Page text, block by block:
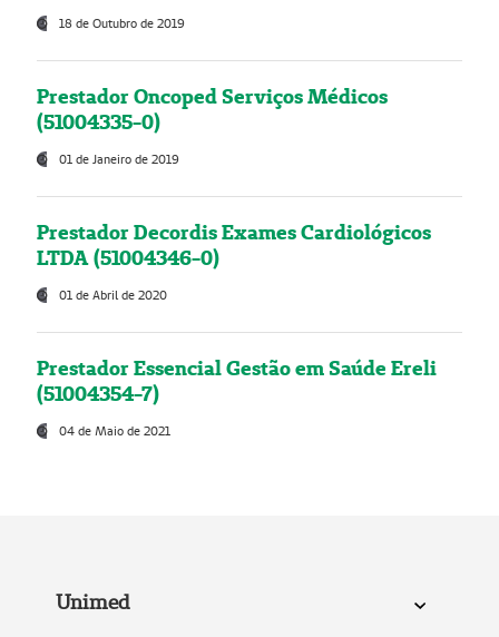
18 de Outubro de 2019
Prestador Oncoped Serviços Médicos
(51004335-0)
01 de Janeiro de 2019
Prestador Decordis Exames Cardiológicos
LTDA (51004346-0)
01 de Abril de 2020
Prestador Essencial Gestão em Saúde Ereli
(51004354-7)
04 de Maio de 2021
Unimed